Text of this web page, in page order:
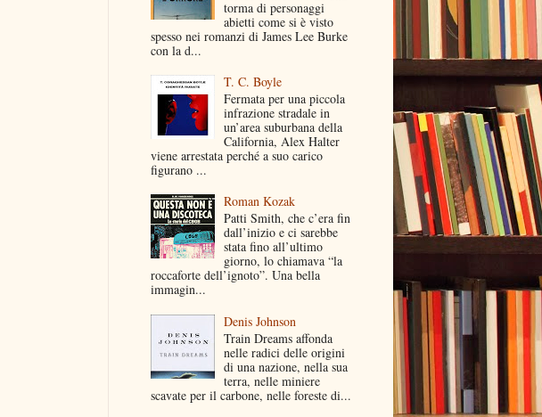
torma di personaggi
abietti come si è visto
spesso nei romanzi di James Lee Burke
con la d...
T. C. Boyle
Fermata per una piccola
infrazione stradale in
un’area suburbana della
California, Alex Halter
viene arrestata perché a suo carico
figurano ...
Roman Kozak
Patti Smith, che c’era fin
dall’inizio e ci sarebbe
stata fino all’ultimo
giorno, lo chiamava “la
roccaforte dell’ignoto”. Una bella
immagin...
Denis Johnson
Train Dreams affonda
nelle radici delle origini
di una nazione, nella sua
terra, nelle miniere
scavate per il carbone, nelle foreste di...